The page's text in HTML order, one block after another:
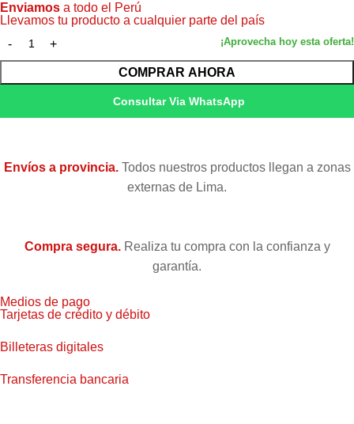
Enviamos a todo el Perú
Llevamos tu producto a cualquier parte del país
COMPRAR AHORA
Consultar Via WhatsApp
Envíos a provincia.Todos nuestros productos llegan a zonas
externas de Lima.
Compra segura.Realiza tu compra con la confianza y
garantía.
Medios de pago
Tarjetas de crédito y débito
Billeteras digitales
Transferencia bancaria